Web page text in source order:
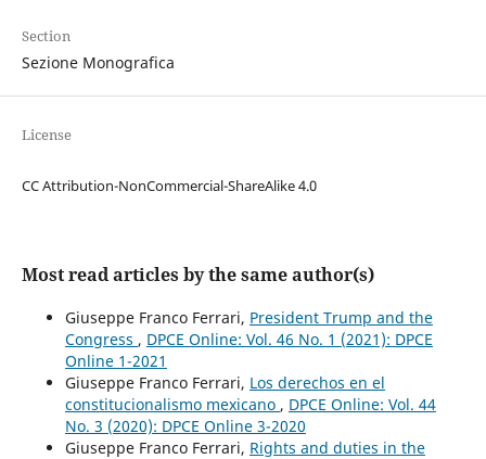
Section
Sezione Monografica
License
CC Attribution-NonCommercial-ShareAlike 4.0
Most read articles by the same author(s)
Giuseppe Franco Ferrari, President Trump and the
Congress , DPCE Online: Vol. 46 No. 1 (2021): DPCE
Online 1-2021
Giuseppe Franco Ferrari, Los derechos en el
constitucionalismo mexicano , DPCE Online: Vol. 44
No. 3 (2020): DPCE Online 3-2020
Giuseppe Franco Ferrari, Rights and duties in the